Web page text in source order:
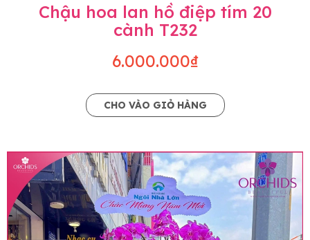
Chậu hoa lan hồ điệp tím 20
cành T232
6.000.000₫
CHO VÀO GIỎ HÀNG